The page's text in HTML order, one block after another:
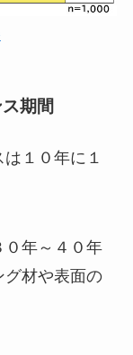
期間
１０年に１
０年～４０年
グ材や表面の